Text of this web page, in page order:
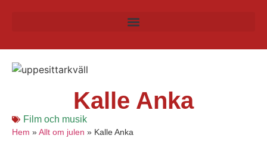
Kalle Anka
Film och musik
Hem » Allt om julen » Kalle Anka